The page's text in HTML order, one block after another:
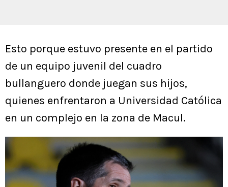
Esto porque estuvo presente en el partido
de un equipo juvenil del cuadro
bullanguero donde juegan sus hijos,
quienes enfrentaron a Universidad Católica
en un complejo en la zona de Macul.